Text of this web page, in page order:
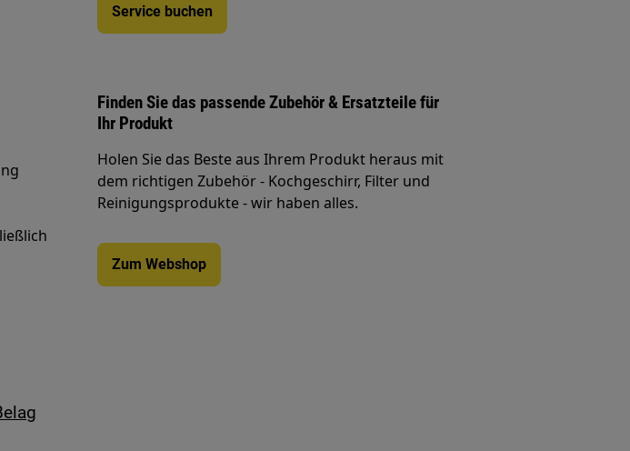
Service buchen
Finden Sie das passende Zubehör & Ersatzteile für
Ihr Produkt
Holen Sie das Beste aus Ihrem Produkt heraus mit
dem richtigen Zubehör - Kochgeschirr, Filter und
Reinigungsprodukte - wir haben alles.
Zum Webshop